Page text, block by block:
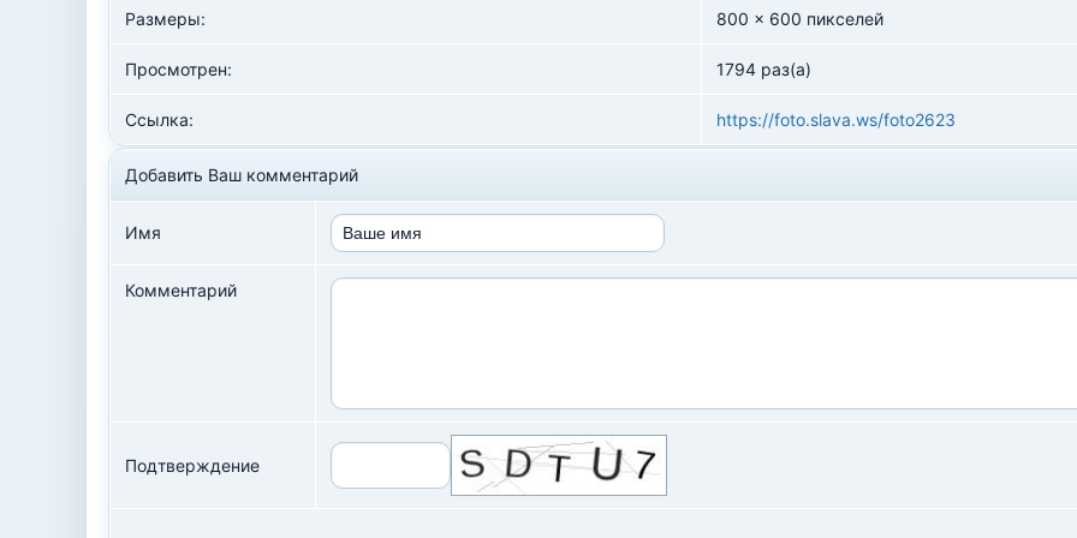
Размеры: 800 x 600 пикселей
Просмотрен: 1794 раз(а)
Ссылка: https://foto.slava.ws/foto2623
Добавить Ваш комментарий
Имя
Комментарий
Подтверждение